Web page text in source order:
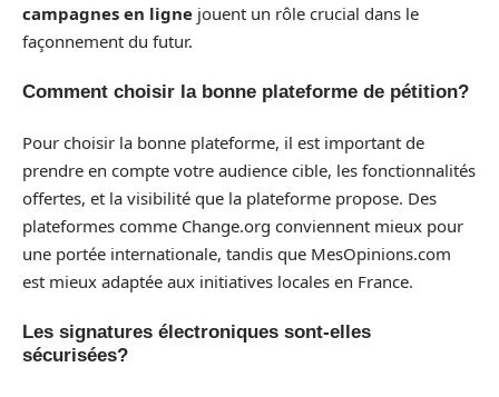
campagnes en ligne jouent un rôle crucial dans le
façonnement du futur.
Comment choisir la bonne plateforme de pétition?
Pour choisir la bonne plateforme, il est important de
prendre en compte votre audience cible, les fonctionnalités
offertes, et la visibilité que la plateforme propose. Des
plateformes comme Change.org conviennent mieux pour
une portée internationale, tandis que MesOpinions.com
est mieux adaptée aux initiatives locales en France.
Les signatures électroniques sont-elles
sécurisées?